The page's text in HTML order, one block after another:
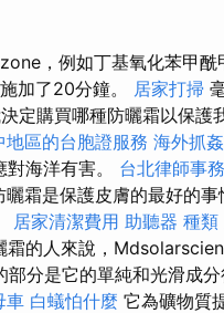
，例如丁基氧化苯甲酰
加了20分鐘。 居家打掃
定購買哪種防曬霜以保護
地區的台胞證服務 海外抓
海洋有害。 台北律師事
曬霜是保護皮膚的最好的
居家清潔費用 助聽器 種類
的人來說，
分是它的單純和光滑成
車 白蟻怕什麼 它為礦物質